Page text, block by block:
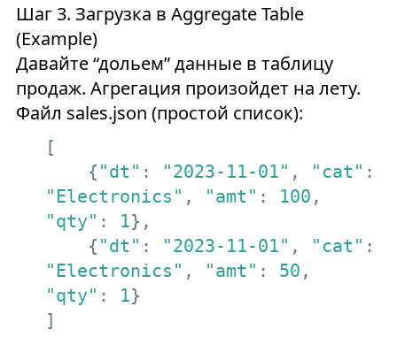
Шаг 3. Загрузка в Aggregate Table
(Example)
Давайте “дольем” данные в таблицу
продаж. Агрегация произойдет на лету.
Файл sales.json (простой список):
[
    {
"dt" : "2023-11-01" , "cat"
"Electronics" , "amt" : 100
"qty" : 1},
    {
"dt" : "2023-11-01" , "cat"
"Electronics" , "amt" : 50
"qty" : 1}
]